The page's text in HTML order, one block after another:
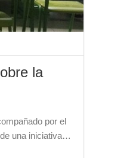
la
por el
una iniciativa…